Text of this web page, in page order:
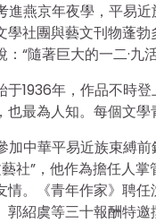
進燕京年夜學，平易
學社團與藝文刊物蓬
“隨著巨大的一二·
于1936年，作品不時
最為人知。每個文
加中華平易近族束縛
藝社”，他作為擔任人
。《青年作家》聘
紹虞等三十報酬特